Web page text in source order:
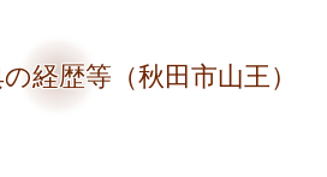
経歴等（秋田市山王）